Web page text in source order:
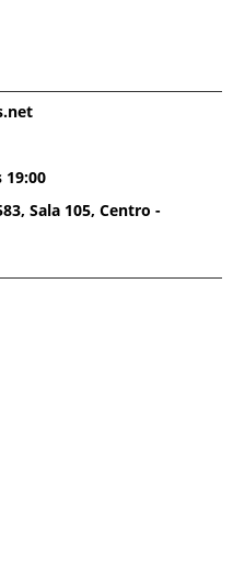
19:00
Sala 105, Centro -